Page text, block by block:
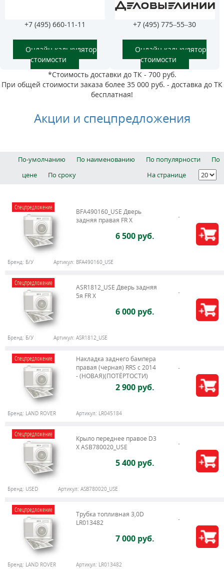
+7 (495) 660-11-11
Онлайн калькулятор
стоимости
+7 (495) 775–55–30
Онлайн калькулятор
стоимости
*Стоимость доставки до ТК - 700 руб.
При общей стоимости заказа более 35 000 руб. - доставка до ТК
бесплатная!
Акции и спецпредложения
По-умолчанию По наименованию По популярности
По
цене
По сроку На странице
Спецпредложение
BFA490160_USE Дверь
задняя правая FR X
6 500 руб.
Бренд: Б/У Артикул: BFA490160_USE
Спецпредложение
ASR1812_USE Дверь задняя
5я FR X
6 000 руб.
Бренд: Б/У Артикул: ASR1812_USE
Спецпредложение
Накладка заднего бампера
правая (черная) RRS c 2014
- (НОВАЯ)(ПОТЁРТОСТИ)
2 900 руб.
Бренд: LAND ROVER Артикул: LR045184
Спецпредложение
Крыло переднее правое D3
X ASB780020_USE
5 400 руб.
Бренд: USED Артикул: ASB780020_USE
Спецпредложение
Трубка топливная 3,0D
LR013482
7 000 руб.
Бренд: LAND ROVER Артикул: LR013482